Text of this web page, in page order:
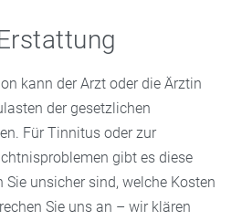
kann der Arzt oder die Ärztin
der gesetzlichen
Für Tinnitus oder zur
gibt es diese
unsicher sind, welche Kosten
Sie uns an – wir klären